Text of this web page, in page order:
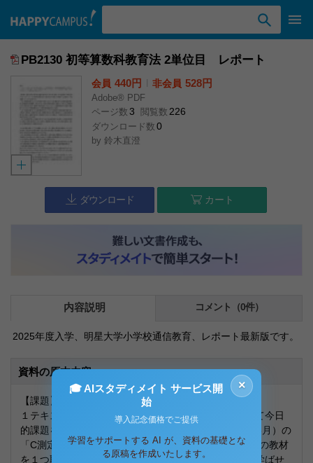
PB2130 初等算数科教育法 2単位目 レポート
会員 440円 非会員 528円
Adobe® PDF
ページ数 3 閲覧数 226
ダウンロード数 0
by 鈴木直澄
ダウンロード カート
内容説明 コメント（0件）
2025年度入学、明星大学小学校通信教育、レポート最新版です。
資料の原本内容
【課題】
１テキストの「測定」及び「変化と関係」領域について今日
的課題を要約し、学習指導要領解説算数編（平成29年6月）の
「C測定」か「C変化と関係」における「数学的活動」の教材
を１つ取り上げ、どのような活動を通して算数の何を学ばせ
×
🎓 AIスタディメイト サービス開
始
導入記念価格でご提供
学習をサポートする AI が、資料の基礎とな
る原稿を作成いたします。